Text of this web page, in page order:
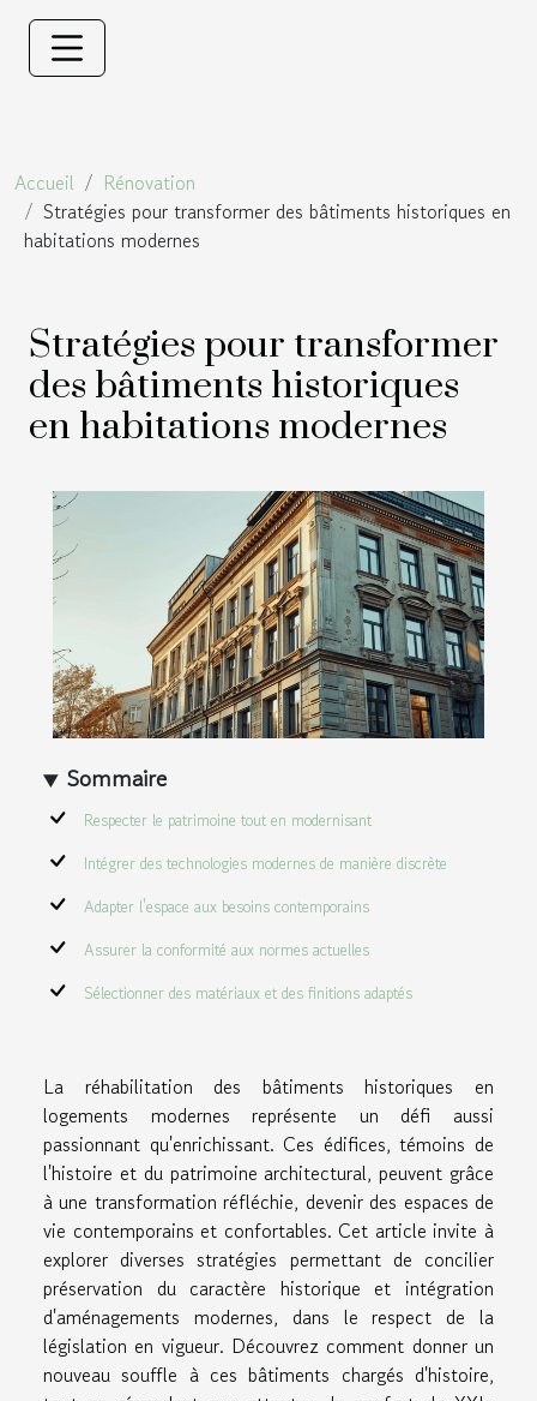
Accueil
Rénovation
Stratégies pour transformer des bâtiments historiques en
habitations modernes
Stratégies pour transformer
des bâtiments historiques
en habitations modernes
Sommaire
Respecter le patrimoine tout en modernisant
Intégrer des technologies modernes de manière discrète
Adapter l'espace aux besoins contemporains
Assurer la conformité aux normes actuelles
Sélectionner des matériaux et des finitions adaptés
La réhabilitation des bâtiments historiques en
logements modernes représente un défi aussi
passionnant qu'enrichissant. Ces édifices, témoins de
l'histoire et du patrimoine architectural, peuvent grâce
à une transformation réfléchie, devenir des espaces de
vie contemporains et confortables. Cet article invite à
explorer diverses stratégies permettant de concilier
préservation du caractère historique et intégration
d'aménagements modernes, dans le respect de la
législation en vigueur. Découvrez comment donner un
nouveau souffle à ces bâtiments chargés d'histoire,